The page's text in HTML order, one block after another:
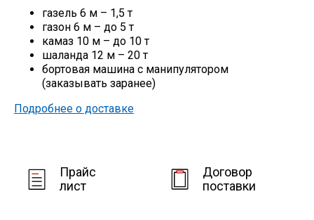
газель 6 м – 1,5 т
газон 6 м – до 5 т
камаз 10 м – до 10 т
шаланда 12 м – 20 т
бортовая машина с манипулятором
(заказывать заранее)
Подробнее о доставке
Прайс
лист
Договор
поставки